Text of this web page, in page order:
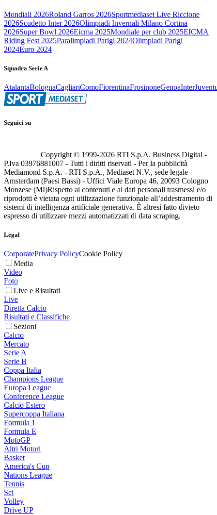
Mondiali 2026Roland Garros 2026Sportmediaset Live Riccione
2026Scudetto Inter 2026Olimpiadi Invernali Milano Cortina
2026Super Bowl 2026Eicma 2025Mondiale per club 2025EICMA
Riding Fest 2025Paralimpiadi Parigi 2024Olimpiadi Parigi
2024Euro 2024
Squadra Serie A
AtalantaBolognaCagliariComoFiorentinaFrosinoneGenoaInter
Seguici su
Copyright © 1999-2026 RTI S.p.A. Business Digital -
P.Iva 03976881007 - Tutti i diritti riservati - Per la pubblicità
Mediamond S.p.A. - RTI S.p.A., Mediaset N.V., sede legale
Amsterdam (Paesi Bassi) - Uffici Viale Europa 46, 20093 Cologno
Monzese (MI)Rispetto ai contenuti e ai dati personali trasmessi e/o
riprodotti è vietata ogni utilizzazione funzionale all’addestramento di
sistemi di intelligenza artificiale generativa. È altresì fatto divieto
espresso di utilizzare mezzi automatizzati di data scraping.
Legal
CorporatePrivacy PolicyCookie Policy
Media
Video
Foto
Live e Risultati
Live
Diretta Calcio
Risultati e Classifiche
Sezioni
Calcio
Mercato
Serie A
Serie B
Coppa Italia
Champions League
Europa League
Conference League
Calcio Estero
Supercoppa Italiana
Formula 1
Formula E
MotoGP
Altri Motori
Basket
America's Cup
Nations League
Tennis
Sci
Volley
Drive UP